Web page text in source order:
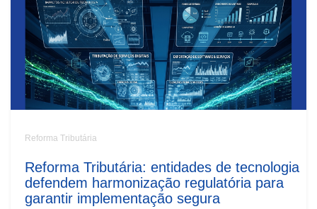
Reforma Tributária
Reforma Tributária: entidades de tecnologia
defendem harmonização regulatória para
garantir implementação segura